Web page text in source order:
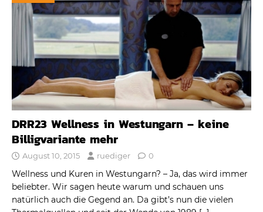
DRR23 Wellness in Westungarn – keine
Billigvariante mehr
August 10, 2015 ruediger 0
Wellness und Kuren in Westungarn? – Ja, das wird immer
beliebter. Wir sagen heute warum und schauen uns
natürlich auch die Gegend an. Da gibt’s nun die vielen